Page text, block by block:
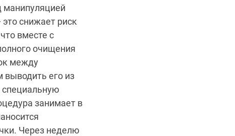
манипуляцией
снижает риск
вместе с
очищения
между
выводить его из
специальную
занимает в
Через неделю